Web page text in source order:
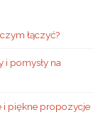
łączyć?
i pomysły na
i piękne propozycje